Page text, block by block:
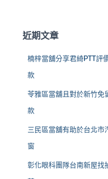
:近期文章
楠梓當舖分享君綺PTT評
款
苓雅區當舖且對於新竹免
款
三民區當舖有助於台北市
窗
彰化眼科團隊台南新屋找